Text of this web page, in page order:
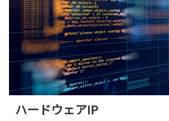
よくあるご質問
ディスクロージャー・ポリシー
免責事項
ハードウェアIP